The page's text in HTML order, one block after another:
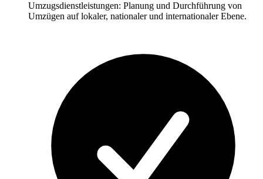
Umzugsdienstleistungen: Planung und Durchführung von
Umzügen auf lokaler, nationaler und internationaler Ebene.